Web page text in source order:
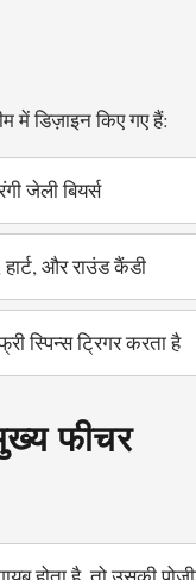
में डिज़ाइन किए गए हैं:
जेली बियर्स
और राउंड कैंडी
स्पिन्स ट्रिगर करता है
फीचर